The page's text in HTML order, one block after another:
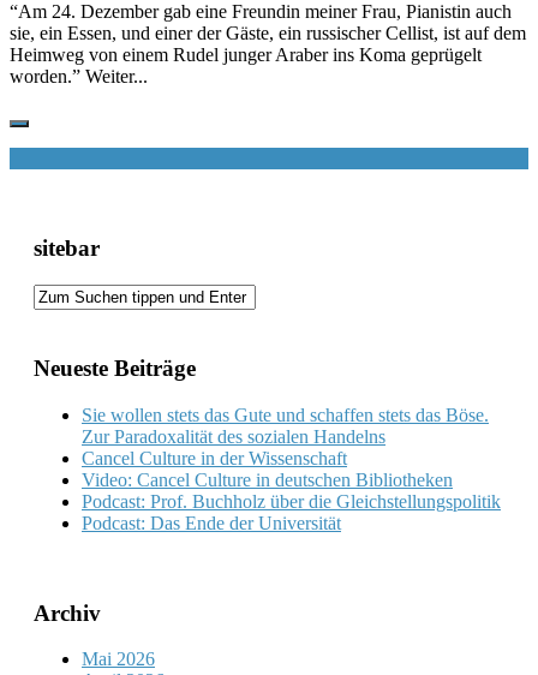
“Am 24. Dezember gab eine Freundin meiner Frau, Pianistin auch
sie, ein Essen, und einer der Gäste, ein russischer Cellist, ist auf dem
Heimweg von einem Rudel junger Araber ins Koma geprügelt
worden.” Weiter...
sitebar
Neueste Beiträge
Sie wollen stets das Gute und schaffen stets das Böse.
Zur Paradoxalität des sozialen Handelns
Cancel Culture in der Wissenschaft
Video: Cancel Culture in deutschen Bibliotheken
Podcast: Prof. Buchholz über die Gleichstellungspolitik
Podcast: Das Ende der Universität
Archiv
Mai 2026